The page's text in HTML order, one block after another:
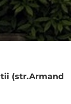
(str.Armand